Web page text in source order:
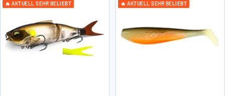
🔥 AKTUELL SEHR BELIEBT
🔥 AKTUELL SEHR BELIEBT